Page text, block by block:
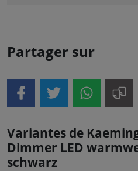
Partager sur
Variantes de
Dimmer LED
schwarz